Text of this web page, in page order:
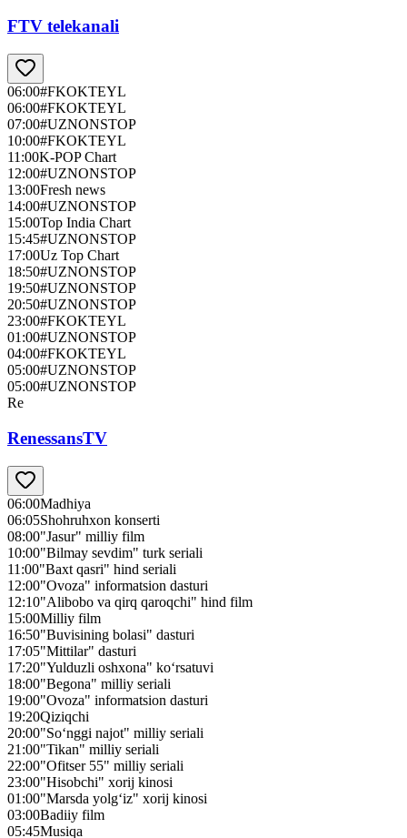
FTV telekanali
06:00#FKOKTEYL
06:00#FKOKTEYL
07:00#UZNONSTOP
10:00#FKOKTEYL
11:00K-POP Chart
12:00#UZNONSTOP
13:00Fresh news
14:00#UZNONSTOP
15:00Top India Chart
15:45#UZNONSTOP
17:00Uz Top Chart
18:50#UZNONSTOP
19:50#UZNONSTOP
20:50#UZNONSTOP
23:00#FKOKTEYL
01:00#UZNONSTOP
04:00#FKOKTEYL
05:00#UZNONSTOP
05:00#UZNONSTOP
Re
RenessansTV
06:00Мadhiya
06:05Shohruhxon konserti
08:00"Jasur" milliy film
10:00"Bilmay sevdim" turk seriali
11:00"Baxt qasri" hind seriali
12:00"Ovoza" informatsion dasturi
12:10"Alibobo va qirq qaroqchi" hind film
15:00Milliy film
16:50"Buvisining bolasi" dasturi
17:05"Mittilar" dasturi
17:20"Yulduzli oshxona" ko‘rsatuvi
18:00"Begona" milliy seriali
19:00"Ovoza" informatsion dasturi
19:20Qiziqchi
20:00"So‘nggi najot" milliy seriali
21:00"Tikan" milliy seriali
22:00"Ofitser 55" milliy seriali
23:00"Hisobchi" xorij kinosi
01:00"Marsda yolg‘iz" xorij kinosi
03:00Badiiy film
05:45Musiqa